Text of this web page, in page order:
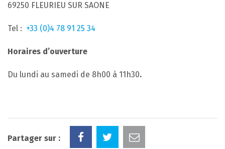
69250 FLEURIEU SUR SAONE
Tel : +33 (0)4 78 91 25 34
Horaires d’ouverture
Du lundi au samedi de 8h00 à 11h30.
Partager sur :